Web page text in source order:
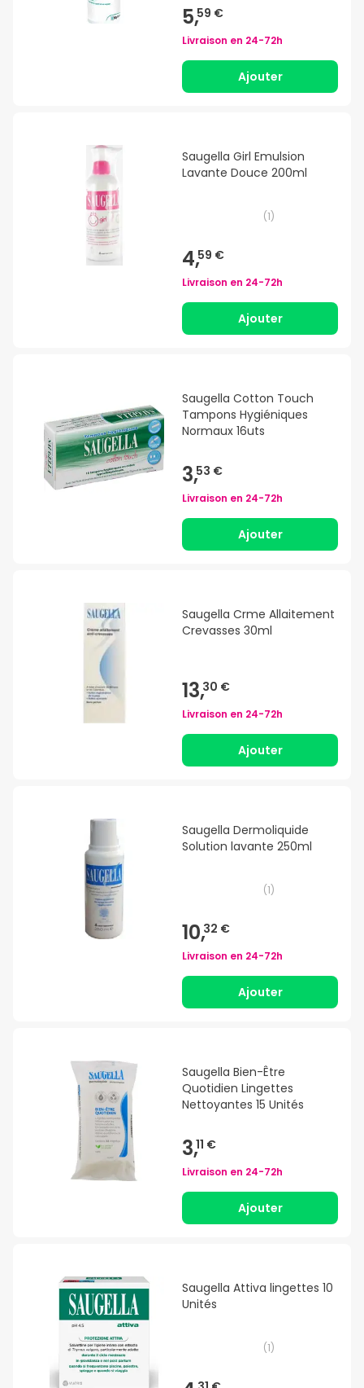
5,59 €
Livraison en 24-72h
Ajouter
Saugella Girl Emulsion
Lavante Douce 200ml
(1)
4,59 €
Livraison en 24-72h
Ajouter
Saugella Cotton Touch
Tampons Hygiéniques
Normaux 16uts
3,53 €
Livraison en 24-72h
Ajouter
Saugella Crme Allaitement
Crevasses 30ml
13,30 €
Livraison en 24-72h
Ajouter
Saugella Dermoliquide
Solution lavante 250ml
(1)
10,32 €
Livraison en 24-72h
Ajouter
Saugella Bien-Être
Quotidien Lingettes
Nettoyantes 15 Unités
3,11 €
Livraison en 24-72h
Ajouter
Saugella Attiva lingettes 10
Unités
(1)